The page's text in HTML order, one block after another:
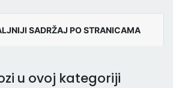
SADRŽAJ PO STRANICAMA
u ovoj kategoriji